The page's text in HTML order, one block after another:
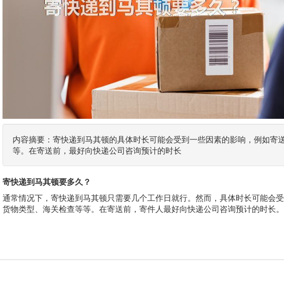
内容摘要：寄快递到马其顿的具体时长可能会受到一些因素的影响，例如寄
等。在寄送前，最好向快递公司咨询预计的时长
寄快递到马其顿要多久？
通常情况下，寄快递到马其顿只需要几个工作日就行。然而，具体时长可能会
货物类型、海关检查等等。在寄送前，寄件人最好向快递公司咨询预计的时长。